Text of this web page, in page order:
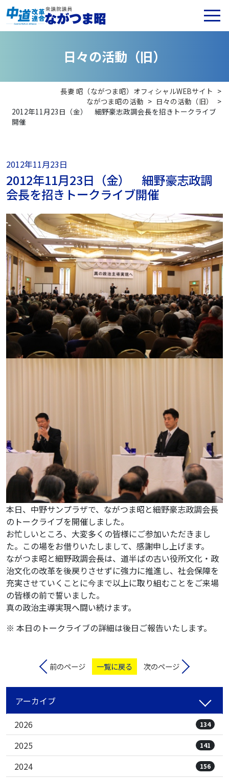
日々の活動 （旧）
長妻 昭（ながつま昭）オフィシャルWEBサイト >
ながつま昭の活動 > 日々の活動（旧）
>
2012年11月23日（金） 細野豪志政調会長を招きトークライブ
開催
2012年11月23日
2012年11月23日（金） 細野豪志政調
会長を招きトークライブ開催
本日、中野サンプラザで、ながつま昭と細野豪志政調会長
のトークライブを開催しました。
お忙しいところ、大変多くの皆様にご参加いただきまし
た。この場をお借りいたしまして、感謝申し上げます。
ながつま昭と細野政調会長は、道半ばの古い役所文化・政
治文化の改革を後戻りさせずに強力に推進し、社会保障を
充実させていくことに今まで以上に取り組むことをご来場
の皆様の前で誓いました。
真の政治主導実現へ闘い続けます。
※ 本日のトークライブの詳細は後日ご報告いたします。
前のページ 一覧に戻る 次のページ
アーカイブ
2026
134
2025 141
2024 156